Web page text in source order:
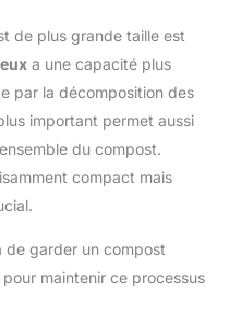
de plus grande taille est
a une capacité plus
par la décomposition des
important permet aussi
du compost.
compact mais
de garder un compost
maintenir ce processus